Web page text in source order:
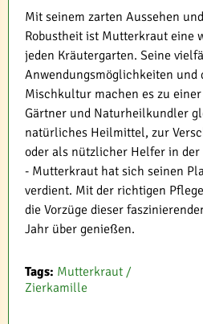
Mit seinem zarten Aussehen
Robustheit ist Mutterkraut eine
jeden Kräutergarten. Seine
Anwendungsmöglichkeiten und
Mischkultur machen es zu
Gärtner und Naturheilkundler
natürliches Heilmittel, zur
oder als nützlicher Helfer in
- Mutterkraut hat sich seinen
verdient. Mit der richtigen
die Vorzüge dieser
Jahr über genießen.
Tags: Mutterkraut /
Zierkamille